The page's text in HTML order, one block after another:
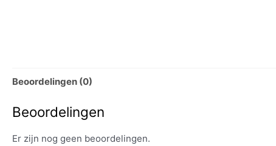
Beoordelingen (0)
Beoordelingen
Er zijn nog geen beoordelingen.